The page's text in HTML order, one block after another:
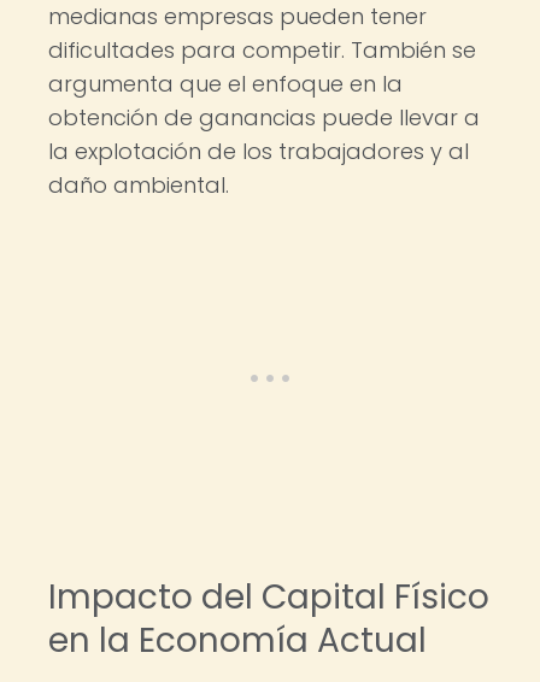
medianas empresas pueden tener
dificultades para competir. También se
argumenta que el enfoque en la
obtención de ganancias puede llevar a
la explotación de los trabajadores y al
daño ambiental.
Impacto del Capital Físico
en la Economía Actual